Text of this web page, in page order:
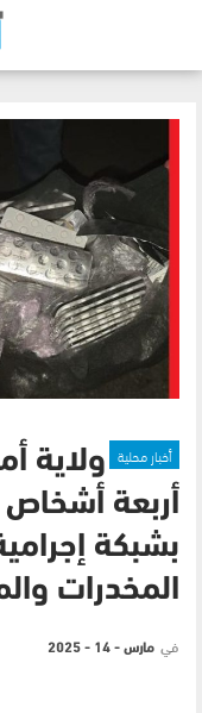
أخبار محلية ولاية
أربعة
بشبكة
المخدرات
في مارس - 14 - 2025